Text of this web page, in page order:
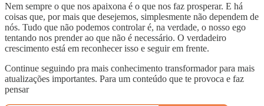
Nem sempre o que nos apaixona é o que nos faz prosperar. E há
coisas que, por mais que desejemos, simplesmente não dependem de
nós. Tudo que não podemos controlar é, na verdade, o nosso ego
tentando nos prender ao que não é necessário. O verdadeiro
crescimento está em reconhecer isso e seguir em frente.
Continue seguindo pra mais conhecimento transformador para mais
atualizações importantes. Para um conteúdo que te provoca e faz
pensar